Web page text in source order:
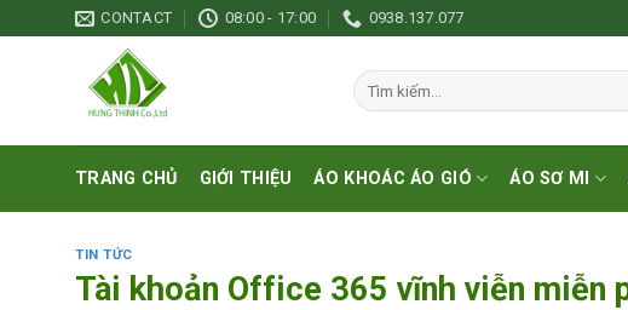
to
CONTACT 08:00 - 17:00 0938.137.077
Tìm
kiếm:
TRANG CHỦ GIỚI THIỆU ÁO KHOÁC ÁO GIÓ ÁO SƠ MI
TIN TỨC
Tài khoản Office 365 vĩnh viễn miễn